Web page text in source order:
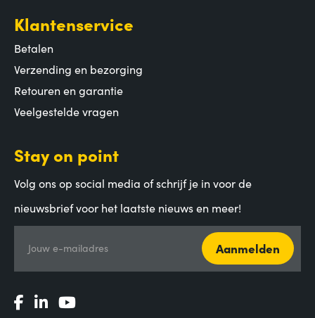
Klantenservice
Betalen
Verzending en bezorging
Retouren en garantie
Veelgestelde vragen
Stay on point
Volg ons op social media of schrijf je in voor de
nieuwsbrief voor het laatste nieuws en meer!
Jouw e-mailadres Aanmelden